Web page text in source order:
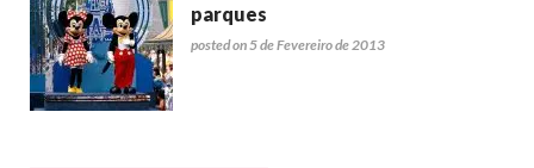
parques
posted on 5 de Fevereiro de 2013